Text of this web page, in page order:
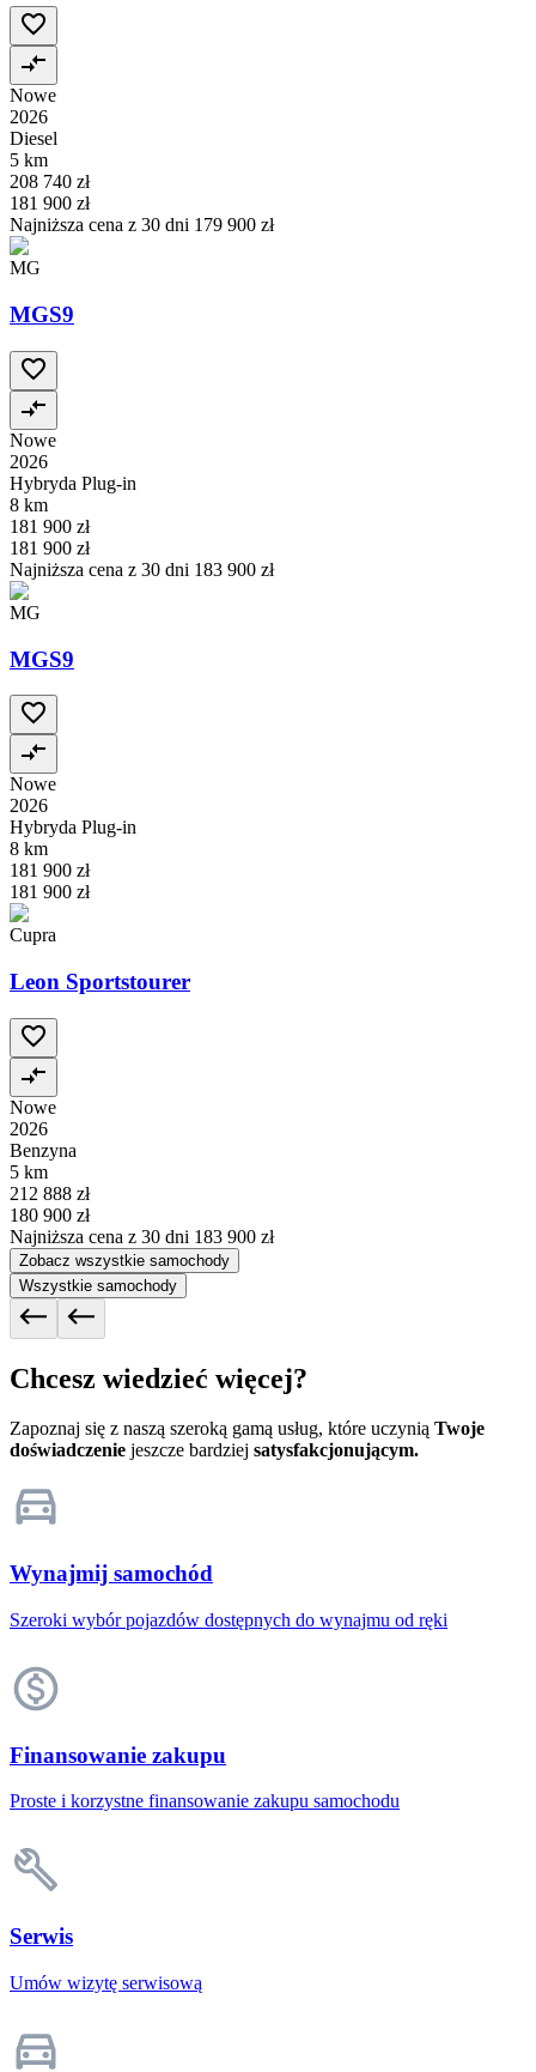
Nowe
2026
Diesel
5 km
208 740 zł
181 900 zł
Najniższa cena z 30 dni 179 900 zł
MG
MGS9
Nowe
2026
Hybryda Plug-in
8 km
181 900 zł
181 900 zł
Najniższa cena z 30 dni 183 900 zł
MG
MGS9
Nowe
2026
Hybryda Plug-in
8 km
181 900 zł
181 900 zł
Cupra
Leon Sportstourer
Nowe
2026
Benzyna
5 km
212 888 zł
180 900 zł
Najniższa cena z 30 dni 183 900 zł
Zobacz wszystkie samochody
Wszystkie samochody
Chcesz wiedzieć więcej?
Zapoznaj się z naszą szeroką gamą usług, które uczynią Twoje
doświadczenie jeszcze bardziej satysfakcjonującym.
Wynajmij samochód
Szeroki wybór pojazdów dostępnych do wynajmu od ręki
Finansowanie zakupu
Proste i korzystne finansowanie zakupu samochodu
Serwis
Umów wizytę serwisową